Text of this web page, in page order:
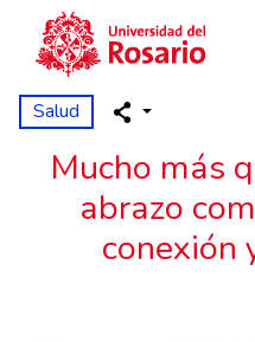
Skip to main content
Salud
Mucho más
abrazo
conexión